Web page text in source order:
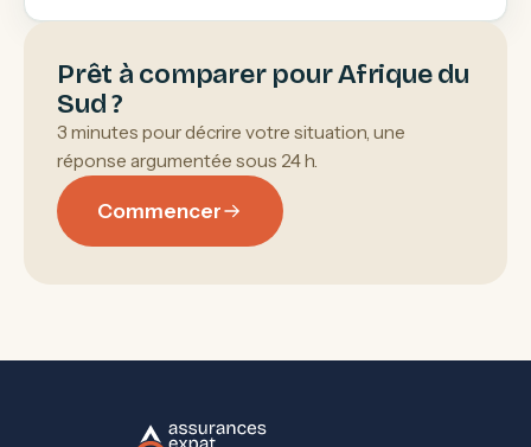
Prêt à comparer pour Afrique du
Sud ?
3 minutes pour décrire votre situation, une
réponse argumentée sous 24 h.
Commencer